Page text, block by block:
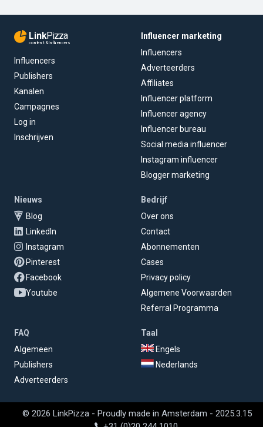
LinkPizza
content & influencers
Influencers
Publishers
Kanalen
Campagnes
Log in
Inschrijven
Influencer marketing
Influencers
Adverteerders
Affiliates
Influencer platform
Influencer agency
Influencer bureau
Social media influencer
Instagram influencer
Blogger marketing
Nieuws
Blog
LinkedIn
Instagram
Pinterest
Facebook
Youtube
Bedrijf
Over ons
Contact
Abonnementen
Cases
Privacy policy
Algemene Voorwaarden
Referral Programma
FAQ
Algemeen
Publishers
Adverteerders
Taal
Engels
Nederlands
© 2026 LinkPizza - Proudly made in Amsterdam - 2025.3.15